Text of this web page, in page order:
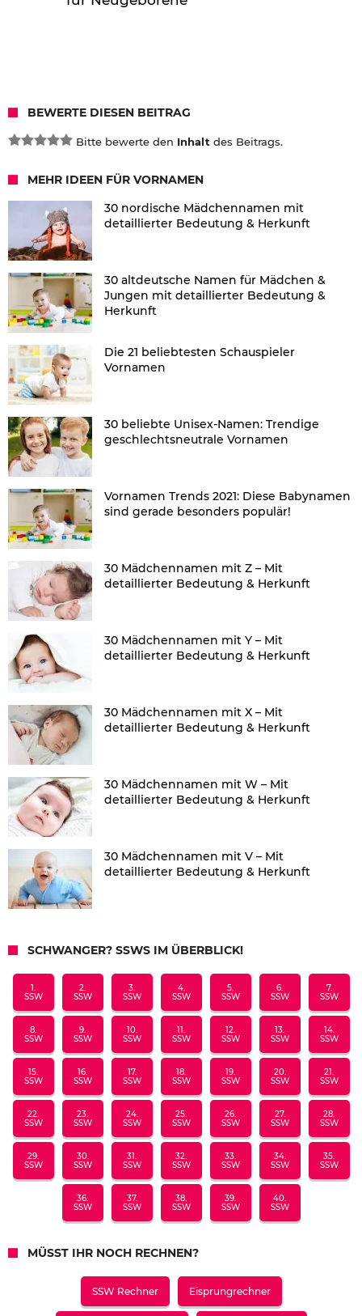
BEWERTE DIESEN BEITRAG
Bitte bewerte den Inhalt des Beitrags.
MEHR IDEEN FÜR VORNAMEN
30 nordische Mädchennamen mit
detaillierter Bedeutung & Herkunft
30 altdeutsche Namen für Mädchen &
Jungen mit detaillierter Bedeutung &
Herkunft
Die 21 beliebtesten Schauspieler
Vornamen
30 beliebte Unisex-Namen: Trendige
geschlechtsneutrale Vornamen
Vornamen Trends 2021: Diese Babynamen
sind gerade besonders populär!
30 Mädchennamen mit Z – Mit
detaillierter Bedeutung & Herkunft
30 Mädchennamen mit Y – Mit
detaillierter Bedeutung & Herkunft
30 Mädchennamen mit X – Mit
detaillierter Bedeutung & Herkunft
30 Mädchennamen mit W – Mit
detaillierter Bedeutung & Herkunft
30 Mädchennamen mit V – Mit
detaillierter Bedeutung & Herkunft
SCHWANGER? SSWS IM ÜBERBLICK!
1.
SSW
2.
SSW
3.
SSW
4.
SSW
5.
SSW
6.
SSW
7.
SSW
8.
SSW
9.
SSW
10.
SSW
11.
SSW
12.
SSW
13.
SSW
14.
SSW
15.
SSW
16.
SSW
17.
SSW
18.
SSW
19.
SSW
20.
SSW
21.
SSW
22.
SSW
23.
SSW
24.
SSW
25.
SSW
26.
SSW
27.
SSW
28.
SSW
29.
SSW
30.
SSW
31.
SSW
32.
SSW
33.
SSW
34.
SSW
35.
SSW
36.
SSW
37.
SSW
38.
SSW
39.
SSW
40.
SSW
MÜSST IHR NOCH RECHNEN?
SSW Rechner Eisprungrechner